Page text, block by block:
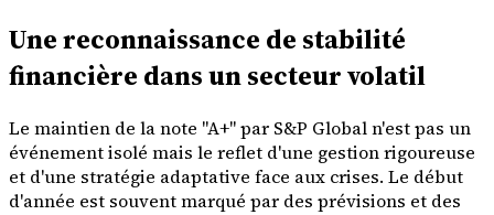
Une reconnaissance de stabilité
financière dans un secteur volatil
Le maintien de la note "A+" par S&P Global n'est pas un
événement isolé mais le reflet d'une gestion rigoureuse
et d'une stratégie adaptative face aux crises. Le début
d'année est souvent marqué par des prévisions et des